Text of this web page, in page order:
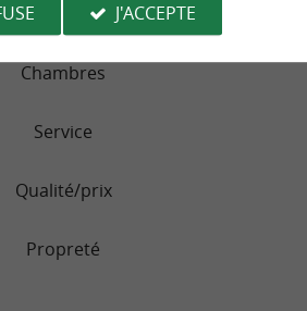
Chambres
Service
Qualité/prix
Propreté
J'ACCEPTE